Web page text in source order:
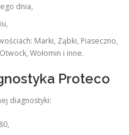
dnia,
Marki, Ząbki, Piaseczno,
Wołomin i inne.
Proteco
diagnostyki: